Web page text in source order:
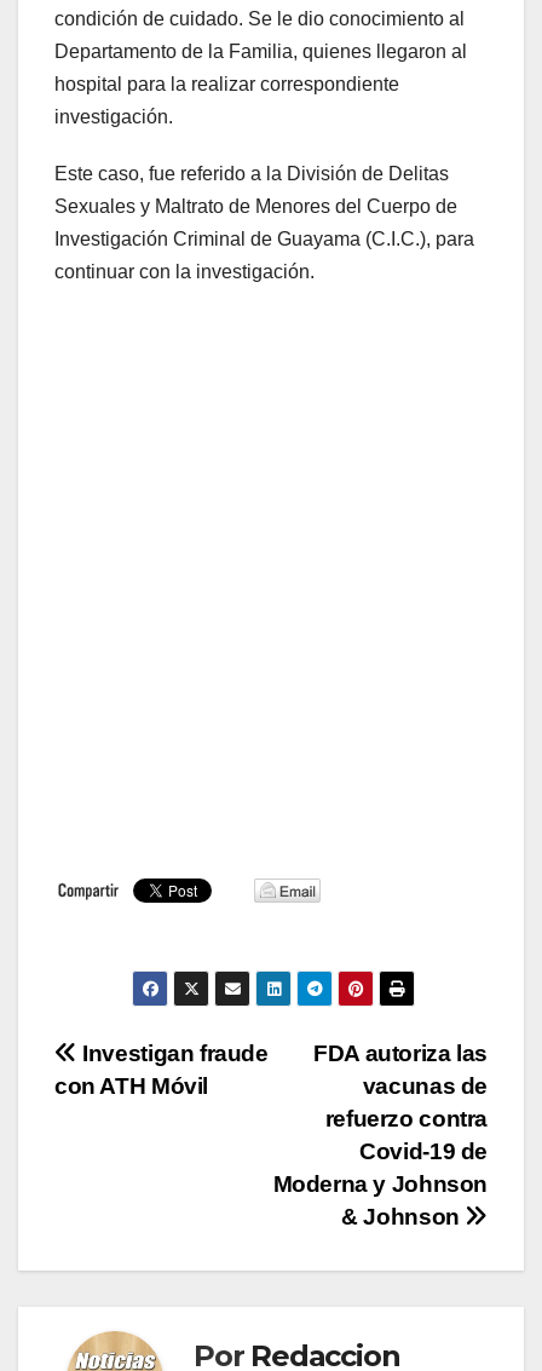
condición de cuidado. Se le dio conocimiento al
Departamento de la Familia, quienes llegaron al
hospital para la realizar correspondiente
investigación.
Este caso, fue referido a la División de Delitas
Sexuales y Maltrato de Menores del Cuerpo de
Investigación Criminal de Guayama (C.I.C.), para
continuar con la investigación.
Navegación
FDA autoriza las
vacunas de
refuerzo contra
Covid-19 de
Moderna y Johnson
& Johnson
Investigan fraude
con ATH Móvil
Por Redaccion